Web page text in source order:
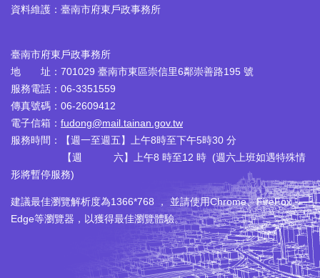
資料維護：臺南市府東戶政事務所
臺南市府東戶政事務所
地 址：701029 臺南市東區崇信里6鄰崇善路195 號
服務電話：06-3351559
傳真號碼：06-2609412
電子信箱： fudong@mail.tainan.gov.tw
服務時間：【週一至週五】上午8時至下午5時30 分
【週 六】上午8 時至12 時 (週六上班如遇特殊情
形將暫停服務)
建議最佳瀏覽解析度為1366*768 ， 並請使用Chrome、FireFox、
Edge等瀏覽器，以獲得最佳瀏覽體驗。